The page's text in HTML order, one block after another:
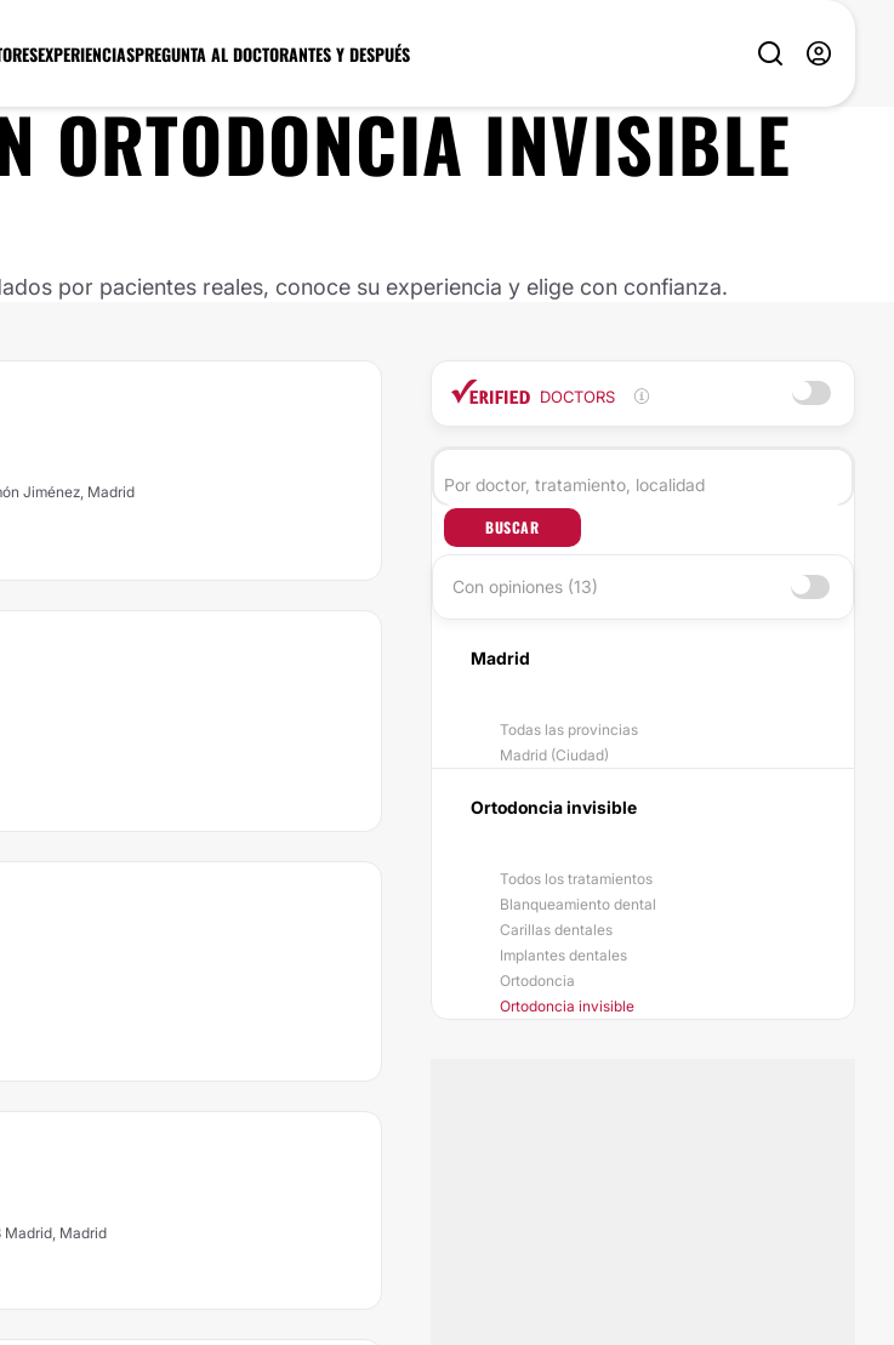
EXPERIENCIASPREGUNTA AL DOCTORANTES Y DESPUÉS
ORTODONCIA INVISIBLE
por pacientes reales, conoce su experiencia y elige con confianza.
Jiménez, Madrid
Madrid, Madrid
DOCTORS
BUSCAR
Con opiniones (13)
Madrid
Todas las provincias
Madrid (Ciudad)
Ortodoncia invisible
Todos los tratamientos
Blanqueamiento dental
Carillas dentales
Implantes dentales
Ortodoncia
Ortodoncia invisible